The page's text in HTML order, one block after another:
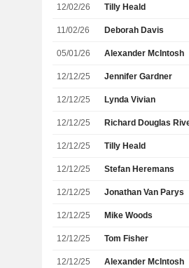
12/02/26 Tilly Heald
11/02/26 Deborah Davis
05/01/26 Alexander McIntosh
12/12/25 Jennifer Gardner
12/12/25 Lynda Vivian
12/12/25 Richard Douglas
12/12/25 Tilly Heald
12/12/25 Stefan Heremans
12/12/25 Jonathan Van Parys
12/12/25 Mike Woods
12/12/25 Tom Fisher
12/12/25 Alexander McIntosh